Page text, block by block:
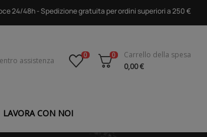
24/48h - Spedizione gratuita per ordini superiori a 250 €
assistenza
0 0
Carrello della spesa
0,00 €
LAVORA CON NOI